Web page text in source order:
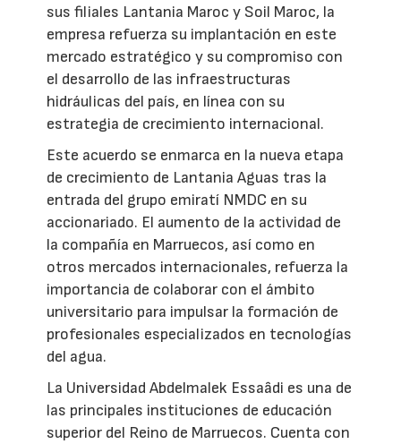
sus filiales Lantania Maroc y Soil Maroc, la
empresa refuerza su implantación en este
mercado estratégico y su compromiso con
el desarrollo de las infraestructuras
hidráulicas del país, en línea con su
estrategia de crecimiento internacional.
Este acuerdo se enmarca en la nueva etapa
de crecimiento de Lantania Aguas tras la
entrada del grupo emiratí NMDC en su
accionariado. El aumento de la actividad de
la compañía en Marruecos, así como en
otros mercados internacionales, refuerza la
importancia de colaborar con el ámbito
universitario para impulsar la formación de
profesionales especializados en tecnologías
del agua.
La Universidad Abdelmalek Essaâdi es una de
las principales instituciones de educación
superior del Reino de Marruecos. Cuenta con